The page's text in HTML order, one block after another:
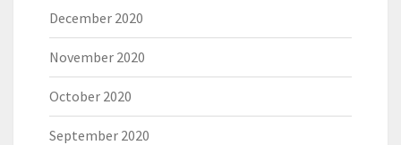
December 2020
November 2020
October 2020
September 2020